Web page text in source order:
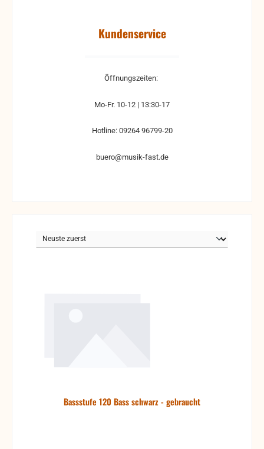
Kundenservice
Öffnungszeiten:
Mo-Fr. 10-12 | 13:30-17
Hotline: 09264 96799-20
buero@musik-fast.de
Bassstufe 120 Bass schwarz - gebraucht